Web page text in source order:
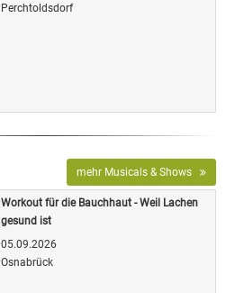
Perchtoldsdorf
mehr Musicals & Shows
Workout für die Bauchhaut - Weil Lachen
gesund ist
05.09.2026
Osnabrück